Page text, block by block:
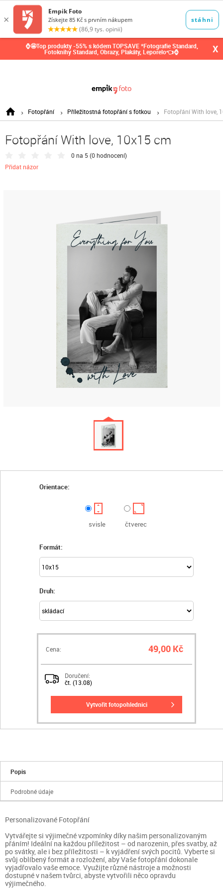
⌚🤩Top produkty -55% s kódem TOPSAVE *Fotografie Standard,
Fotoknihy Standard, Obrazy, Plakáty, Leporelo👈⌚ X
Fotopřání Příležitostná fotopřání s fotkou Fotopřání With love,
Fotopřání With love, 10x15 cm
0 na 5 (0 hodnocení)
Přidat názor
Orientace:
svisle čtverec
Formát:
Druh:
Cena: 49,00 Kč
Doručení:
čt. (13.08)
vytvořit fotopohlednici
Popis
Podrobné údaje
Personalizované Fotopřání
Vytvářejte si výjimečné vzpomínky díky našim personalizovaným
přáním! Ideální na každou příležitost – od narozenin, přes svatby, až
po svátky, ale i bez příležitosti – k vyjádření svých pocitů. Vyberte si
svůj oblíbený formát a rozložení, aby Vaše fotopřání dokonale
vyjadřovalo vaše emoce. Využijte různé nástroje a možnosti
dostupné v našem tvůrci, abyste vytvořili něco opravdu
výjimečného.